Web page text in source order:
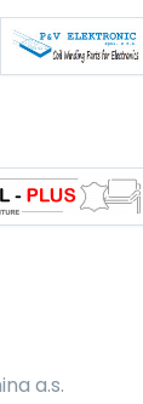
a.s.